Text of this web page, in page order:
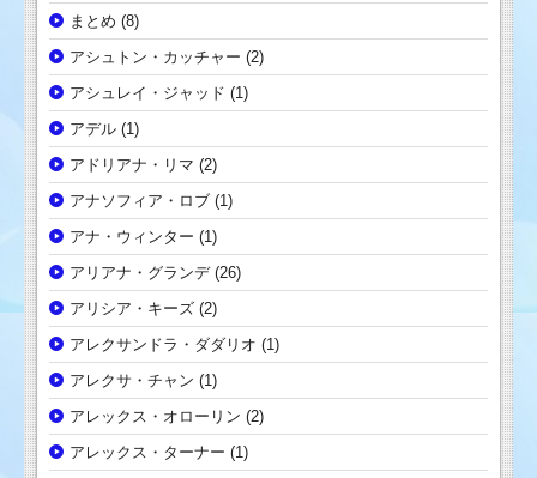
まとめ (8)
アシュトン・カッチャー (2)
アシュレイ・ジャッド (1)
アデル (1)
アドリアナ・リマ (2)
アナソフィア・ロブ (1)
アナ・ウィンター (1)
アリアナ・グランデ(26)
アリシア・キーズ (2)
アレクサンドラ・ダダリオ (1)
アレクサ・チャン (1)
アレックス・オローリン (2)
アレックス・ターナー (1)